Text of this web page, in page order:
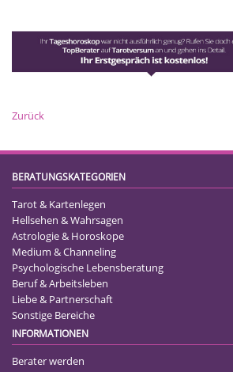
Zurück
BERATUNGSKATEGORIEN
Tarot & Kartenlegen
Hellsehen & Wahrsagen
Astrologie & Horoskope
Medium & Channeling
Psychologische Lebensberatung
Beruf & Arbeitsleben
Liebe & Partnerschaft
Sonstige Bereiche
INFORMATIONEN
Berater werden